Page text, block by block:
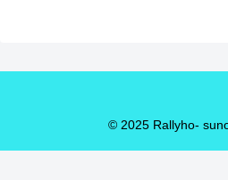
© 2025 Rallyho-